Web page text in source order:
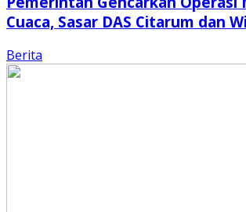
Cuaca, Sasar DAS Citarum dan
Berita